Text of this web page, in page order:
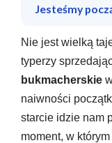
Jesteśmy
Nie jest wielką
typerzy
bukmacherskie
naiwności
starcie idzie nam
moment, w